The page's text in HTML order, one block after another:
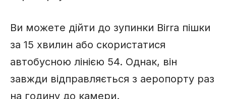
Ви можете дійти до зупинки Birra пішки
за 15 хвилин або скористатися
автобусною лінією 54. Однак, він
завжди відправляється з аеропорту раз
на годину до камери.